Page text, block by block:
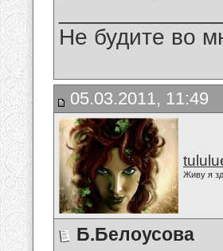
Не будите во
05.03.2011, 11:49
Живу я
Б.Белоусова